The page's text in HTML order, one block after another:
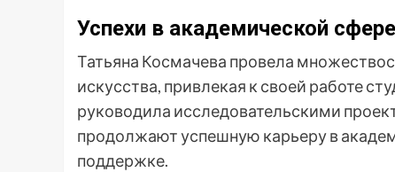
Успехи в академической сфере
Татьяна Космачева провела
искусства, привлекая к своей работе
руководила исследовательскими
продолжают успешную карьеру в
поддержке.